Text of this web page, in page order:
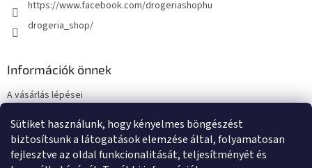
Sütiket használunk, hogy kényelmes böngészést
biztosítsunk a látogatások elemzése által, folyamatosan
fejlesztve az oldal funkcionalitását, teljesítményét és
https://www.facebook.com/drogeriashophu
drogeria_shop/
Információk önnek
A vásárlás lépései
Adatkezelési tájékoztató
Elérhetőségek